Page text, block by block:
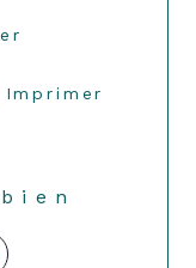
Imprimer